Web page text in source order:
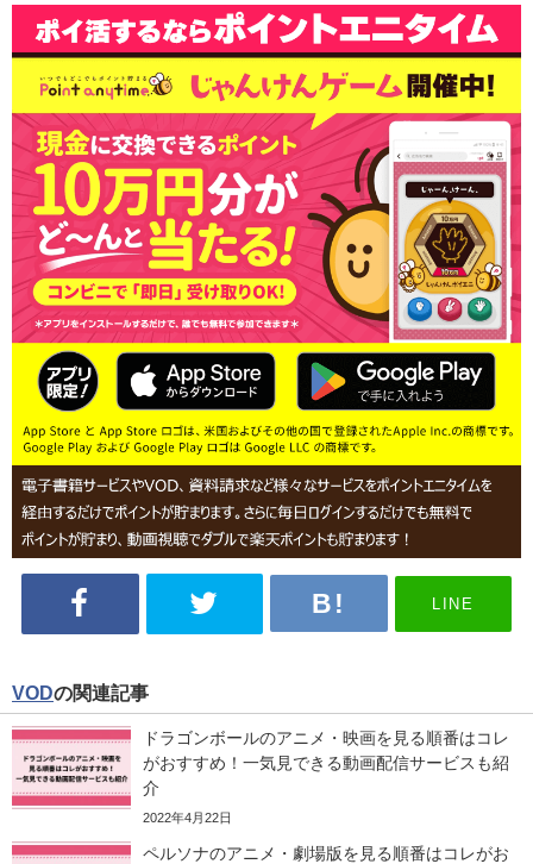
LINE
VODの関連記事
ドラゴンボールのアニメ・映画を見る順番はコレ
がおすすめ！一気見できる動画配信サービスも紹
介
2022年4月22日
ペルソナのアニメ・劇場版を見る順番はコレがお